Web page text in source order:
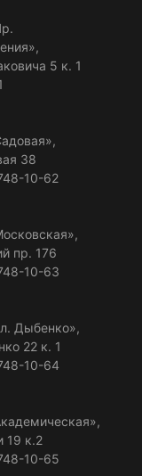
5 к. 1
38
10-62
пр. 176
10-63
Дыбенко»,
22 к. 1
10-64
19 к.2
10-65